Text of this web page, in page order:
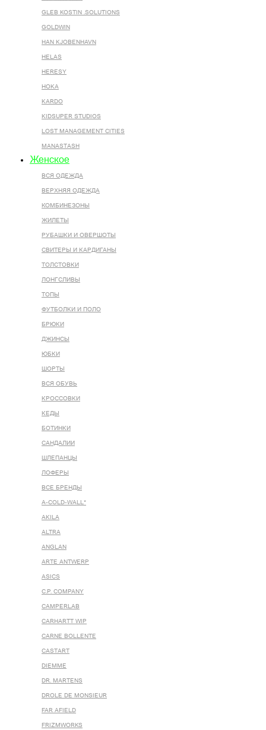
GLEB KOSTIN .SOLUTIONS
GOLDWIN
HAN KJOBENHAVN
HELAS
HERESY
HOKA
KARDO
KIDSUPER STUDIOS
LOST MANAGEMENT CITIES
MANASTASH
Женское
ВСЯ ОДЕЖДА
ВЕРХНЯЯ ОДЕЖДА
КОМБИНЕЗОНЫ
ЖИЛЕТЫ
РУБАШКИ И ОВЕРШОТЫ
СВИТЕРЫ И КАРДИГАНЫ
ТОЛСТОВКИ
ЛОНГСЛИВЫ
ТОПЫ
ФУТБОЛКИ И ПОЛО
БРЮКИ
ДЖИНСЫ
ЮБКИ
ШОРТЫ
ВСЯ ОБУВЬ
КРОССОВКИ
КЕДЫ
БОТИНКИ
САНДАЛИИ
ШЛЕПАНЦЫ
ЛОФЕРЫ
ВСЕ БРЕНДЫ
A-COLD-WALL*
AKILA
ALTRA
ANGLAN
ARTE ANTWERP
ASICS
C.P. COMPANY
CAMPERLAB
CARHARTT WIP
CARNE BOLLENTE
CASTART
DIEMME
DR. MARTENS
DROLE DE MONSIEUR
FAR AFIELD
FRIZMWORKS